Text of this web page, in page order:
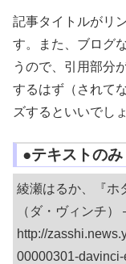
記事タイトルがリ
す。また、ブログ
うので、引用部分
するはず（されて
ズするといいでし
●テキストのみ
綾瀬はるか、『ホ
（ダ・ヴィンチ）
http://
00000301-davinci-